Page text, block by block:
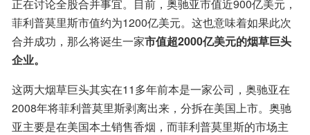
正在讨论全股合并事宜。目前，奥驰亚市值近900亿美元，
菲利普莫里斯市值约为1200亿美元。这也意味着如果此次
合并成功，那么将诞生一家市值超2000亿美元的烟草巨头
企业。
这两大烟草巨头其实在11多年前本是一家公司，奥驰亚在
2008年将菲利普莫里斯剥离出来，分拆在美国上市。奥驰
亚主要是在美国本土销售香烟，而菲利普莫里斯的市场主